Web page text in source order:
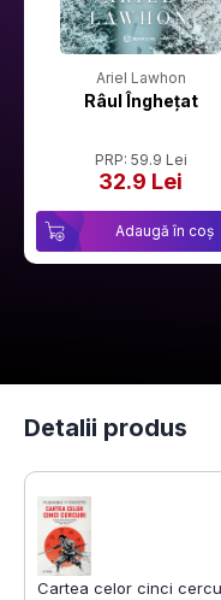
Ariel Lawhon
Râul Înghețat
PRP: 59.9 Lei
32.9 Lei
Adaugă în coș
Detalii produs
Cartea celor cinci